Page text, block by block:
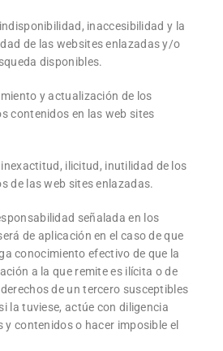
inaccesibilidad y la
de las websites enlazadas y/o
disponibles.
y actualización de los
contenidos en las web sites
ilicitud, inutilidad de los
de las web sites enlazadas.
señalada en los
de aplicación en el caso de que
conocimiento efectivo de que la
a la que remite es ilícita o de
de un tercero susceptibles
la tuviese, actúe con diligencia
contenidos o hacer imposible el